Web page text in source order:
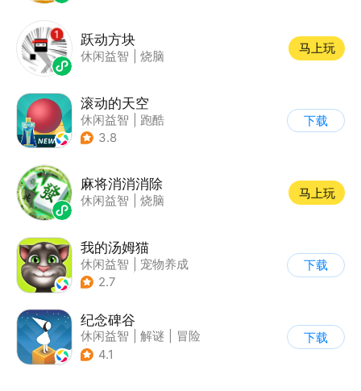
跃动方块
休闲益智 烧脑
马上玩
滚动的天空
休闲益智
跑酷
| 女性向
3.8
下载
麻将消消消除
休闲益智 烧脑
马上玩
我的汤姆猫
休闲益智
宠物养成
| 汤姆猫
2.7
下载
纪念碑谷
休闲益智 解谜
冒险
| 治愈
4.1
下载